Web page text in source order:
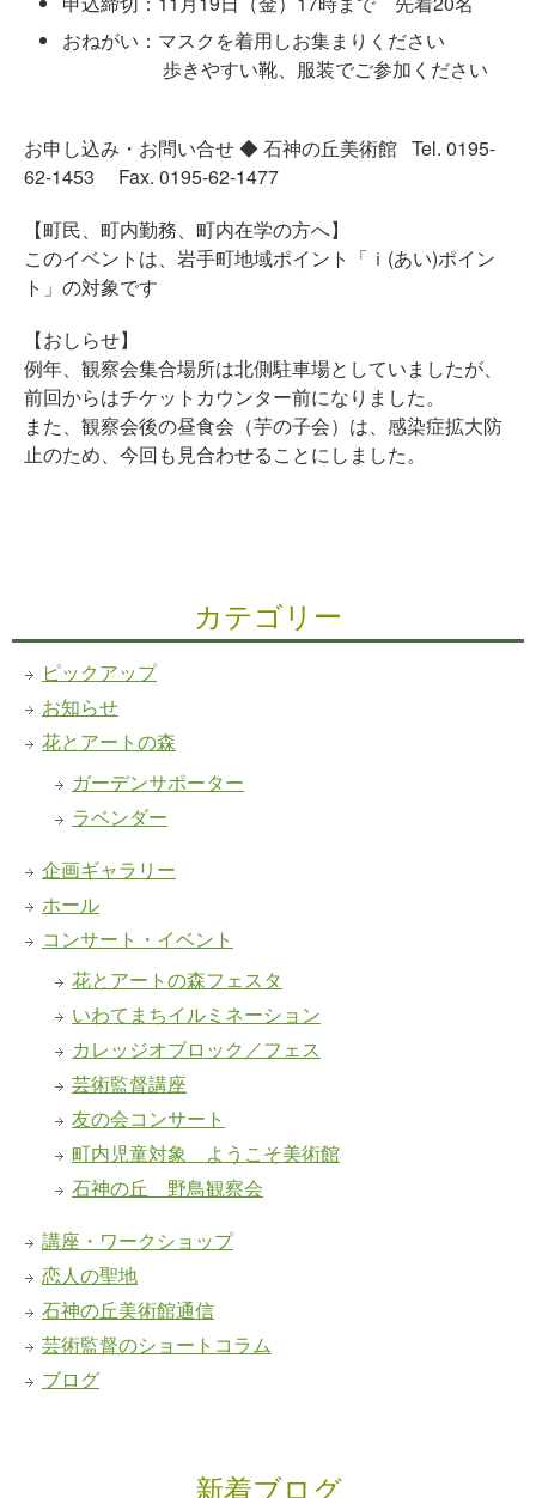
おねがい：マスクを着用しお集まりください
歩きやすい靴、服装でご参加ください
お申し込み・お問い合せ ◆ 石神の丘美術館 Tel. 0195-
62-1453 Fax. 0195-62-1477
【町民、町内勤務、町内在学の方へ】
このイベントは、岩手町地域ポイント「ｉ(あい)ポイン
ト」の対象です
【おしらせ】
例年、観察会集合場所は北側駐車場としていましたが、
前回からはチケットカウンター前になりました。
また、観察会後の昼食会（芋の子会）は、感染症拡大防
止のため、今回も見合わせることにしました。
カテゴリー
ピックアップ
お知らせ
花とアートの森
ガーデンサポーター
ラベンダー
企画ギャラリー
ホール
コンサート・イベント
花とアートの森フェスタ
いわてまちイルミネーション
カレッジオブロック／フェス
芸術監督講座
友の会コンサート
町内児童対象 ようこそ美術館
石神の丘 野鳥観察会
講座・ワークショップ
恋人の聖地
石神の丘美術館通信
芸術監督のショートコラム
ブログ
新着ブログ